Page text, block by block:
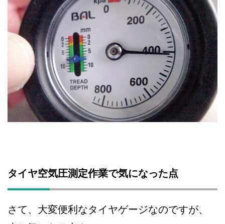
タイヤ空気圧測定作業で気になった点
さて、大変便利なタイヤゲージなのですが、